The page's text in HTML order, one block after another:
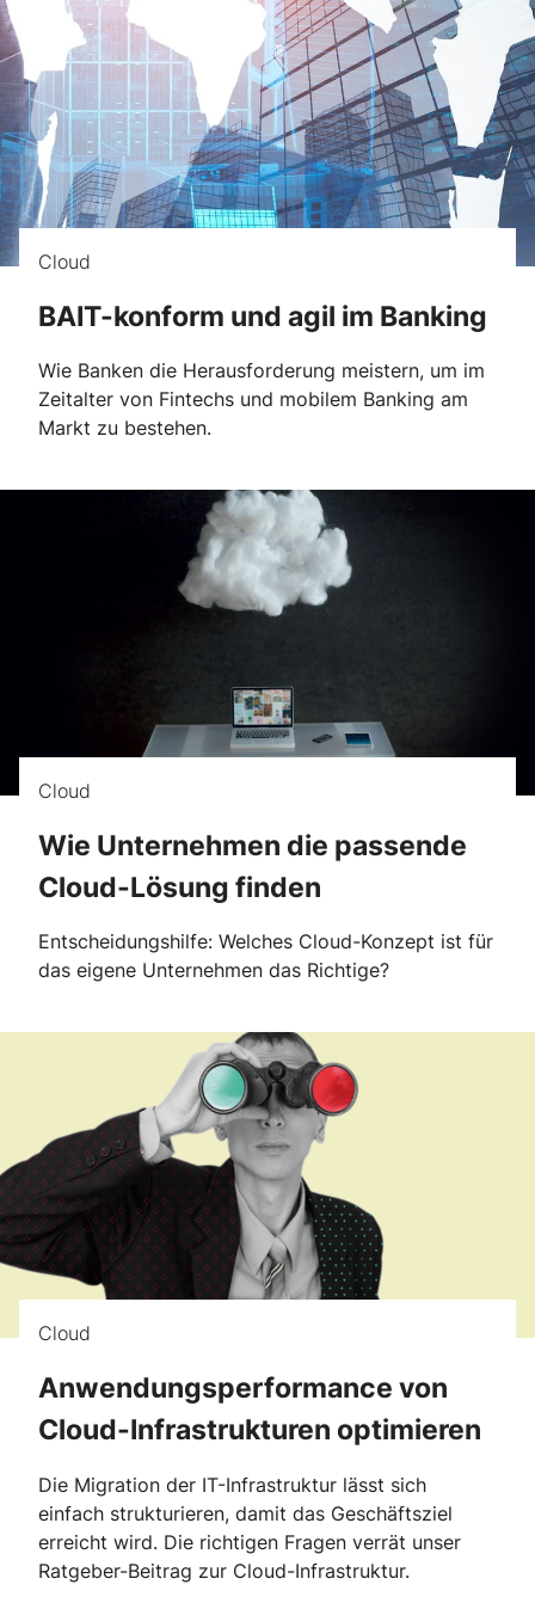
Cloud
BAIT-konform und agil im Banking
Wie Banken die Herausforderung meistern, um im
Zeitalter von Fintechs und mobilem Banking am
Markt zu bestehen.
Cloud
Wie Unternehmen die passende
Cloud-Lösung finden
Entscheidungshilfe: Welches Cloud-Konzept ist für
das eigene Unternehmen das Richtige?
Cloud
Anwendungsperformance von
Cloud-Infrastrukturen optimieren
Die Migration der IT-Infrastruktur lässt sich
einfach strukturieren, damit das Geschäftsziel
erreicht wird. Die richtigen Fragen verrät unser
Ratgeber-Beitrag zur Cloud-Infrastruktur.